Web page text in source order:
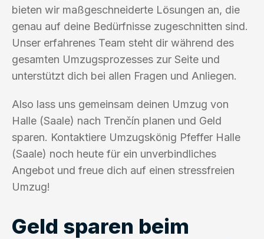
bieten wir maßgeschneiderte Lösungen an, die
genau auf deine Bedürfnisse zugeschnitten sind.
Unser erfahrenes Team steht dir während des
gesamten Umzugsprozesses zur Seite und
unterstützt dich bei allen Fragen und Anliegen.
Also lass uns gemeinsam deinen Umzug von
Halle (Saale) nach Trenčín planen und Geld
sparen. Kontaktiere Umzugskönig Pfeffer Halle
(Saale) noch heute für ein unverbindliches
Angebot und freue dich auf einen stressfreien
Umzug!
Geld sparen beim